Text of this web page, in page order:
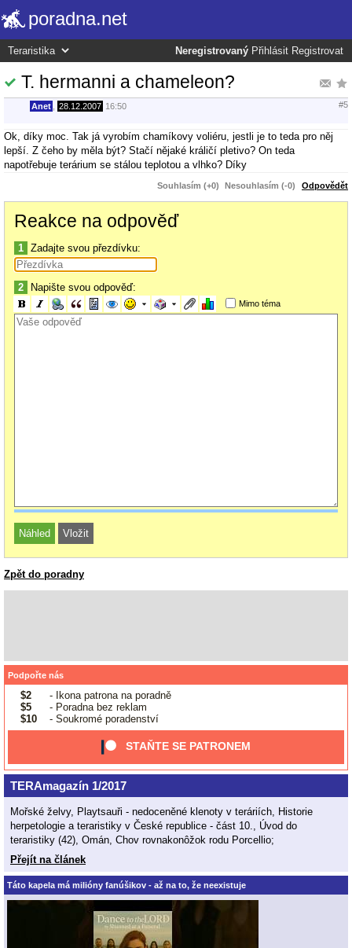
poradna.net
Neregistrovaný Přihlásit Registrovat
T. hermanni a chameleon?
Anet 28.12.2007 16:50 #5
Ok, díky moc. Tak já vyrobím chamíkovy voliéru, jestli je to teda pro něj
lepší. Z čeho by měla být? Stačí nějaké králičí pletivo? On teda
napotřebuje terárium se stálou teplotou a vlhko? Díky
Souhlasím (+0) Nesouhlasím (-0) Odpovědět
Reakce na odpověď
1 Zadajte svou přezdívku:
2 Napište svou odpověď:
Mimo téma
Zpět do poradny
Podpořte nás
$2
- Ikona patrona na poradně
$5
- Poradna bez reklam
$10
- Soukromé poradenství
STAŇTE SE PATRONEM
TERAmagazín 1/2017
Mořské želvy, Playtsauři - nedoceněné klenoty v teráriích, Historie
herpetologie a teraristiky v České republice - část 10., Úvod do
teraristiky (42), Omán, Chov rovnakonôžok rodu Porcellio;
Přejít na článek
Táto kapela má milióny fanúšikov - až na to, že neexistuje